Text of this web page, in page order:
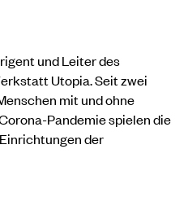
und Leiter des
Utopia. Seit zwei
mit und ohne
Pandemie spielen die
der